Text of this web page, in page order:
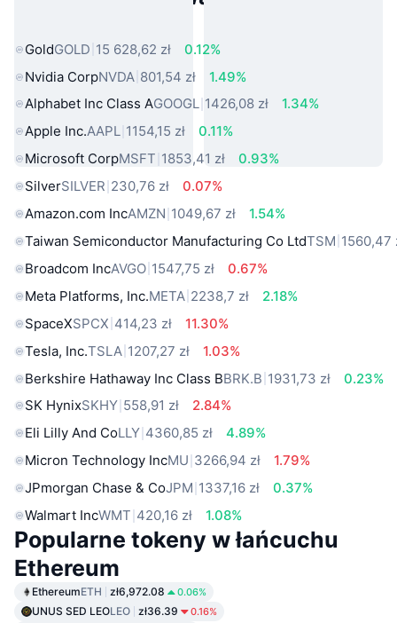
GoldGOLD 15 628,62 zł
0.12%
Nvidia CorpNVDA 801,54 zł
1.49%
Alphabet Inc Class AGOOGL 1426,08 zł
1.34%
Apple Inc.AAPL 1154,15 zł
0.11%
Microsoft CorpMSFT 1853,41 zł
0.93%
SilverSILVER 230,76 zł
0.07%
Amazon.com IncAMZN 1049,67 zł
1.54%
Taiwan Semiconductor Manufacturing Co LtdTSM 1560,47
Broadcom IncAVGO 1547,75 zł
0.67%
Meta Platforms, Inc.META 2238,7 zł
2.18%
SpaceXSPCX 414,23 zł
11.30%
Tesla, Inc.TSLA 1207,27 zł
1.03%
Berkshire Hathaway Inc Class BBRK.B 1931,73 zł
0.23%
SK HynixSKHY 558,91 zł
2.84%
Eli Lilly And CoLLY 4360,85 zł
4.89%
Micron Technology IncMU 3266,94 zł
1.79%
JPmorgan Chase & CoJPM 1337,16 zł
0.37%
Walmart IncWMT 420,16 zł 1.08%
Popularne tokeny w łańcuchu
Ethereum
EthereumETH zł6,972.08 0.06%
UNUS SED LEOLEO zł36.39 0.16%